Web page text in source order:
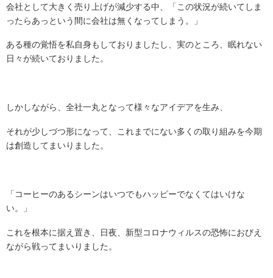
会社として大きく売り上げが減少する中、「この状況が続いてしま
ったらあっという間に会社は無くなってしまう。」
ある種の覚悟を私自身もしておりましたし、実のところ、眠れない
日々が続いておりました。
しかしながら、全社一丸となって様々なアイデアを生み、
それが少しづつ形になって、これまでにない多くの取り組みを今期
は創造してまいりました。
「コーヒーのあるシーンはいつでもハッピーでなくてはいけな
い。」
これを根本に据え置き、日夜、新型コロナウィルスの恐怖におびえ
ながら戦ってまいりました。